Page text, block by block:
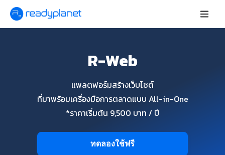
R-Web
แพลตฟอร์มสร้างเว็บไซต์
ที่มาพร้อมเครื่องมือการตลาดแบบ All-in-One
*ราคาเริ่มต้น 9,500 บาท / ปี
ทดลองใช้ฟรี